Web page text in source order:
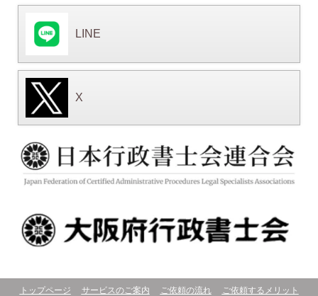
LINE
X
トップページ サービスのご案内 ご依頼の流れ
ご依頼するメリット